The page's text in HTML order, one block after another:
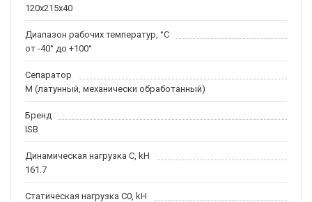
120x215x40
Диапазон рабочих температур, °C
от -40° до +100°
Сепаратор
M (латунный, механически обработанный)
Бренд
ISB
Динамическая нагрузка C, kН
161.7
Статическая нагрузка C0, kH